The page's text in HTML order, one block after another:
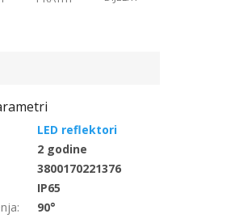
LED reflektori
2 godine
3800170221376
IP65
:
90°